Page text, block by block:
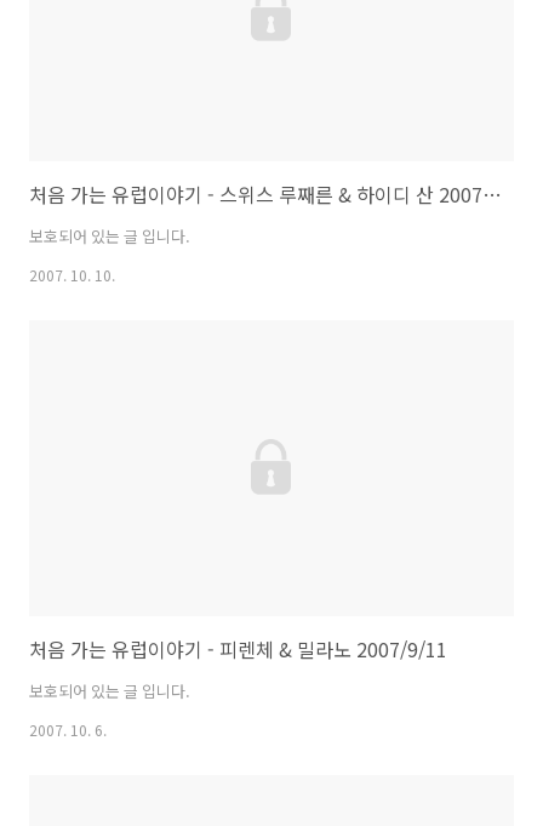
처음 가는 유럽이야기 - 스위스 루째른 & 하이디 산 2007/9/12
보호되어 있는 글 입니다.
2007. 10. 10.
처음 가는 유럽이야기 - 피렌체 & 밀라노 2007/9/11
보호되어 있는 글 입니다.
2007. 10. 6.